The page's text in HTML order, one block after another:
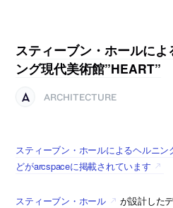
スティーブン・ホールによ
ング現代美術館”HEART”
ARCHITECTURE
スティーブン・ホールによるヘルニン
どがarcspaceに掲載されています
スティーブン・ホール
が設計した